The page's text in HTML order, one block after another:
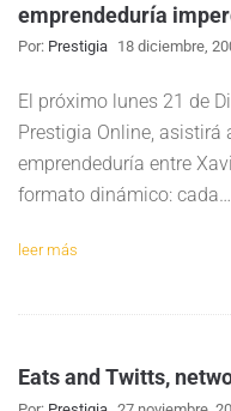
emprendeduría
Por: Prestigia 18 diciembre,
El próximo lunes 21 de
Prestigia Online, asistirá
emprendeduría entre
formato dinámico: cada…
leer más
Eats and Twitts,